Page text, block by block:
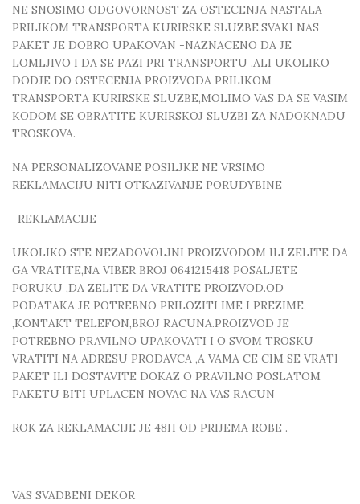
NE SNOSIMO ODGOVORNOST ZA OSTECENJA NASTALA
PRILIKOM TRANSPORTA KURIRSKE SLUZBE.SVAKI NAS
PAKET JE DOBRO UPAKOVAN -NAZNACENO DA JE
LOMLJIVO I DA SE PAZI PRI TRANSPORTU .ALI UKOLIKO
DODJE DO OSTECENJA PROIZVODA PRILIKOM
TRANSPORTA KURIRSKE SLUZBE,MOLIMO VAS DA SE VASIM
KODOM SE OBRATITE KURIRSKOJ SLUZBI ZA NADOKNADU
TROSKOVA.
NA PERSONALIZOVANE POSILJKE NE VRSIMO
REKLAMACIJU NITI OTKAZIVANJE PORUDYBINE
-REKLAMACIJE-
UKOLIKO STE NEZADOVOLJNI PROIZVODOM ILI ZELITE DA
GA VRATITE,NA VIBER BROJ 0641215418 POSALJETE
PORUKU ,DA ZELITE DA VRATITE PROIZVOD.OD
PODATAKA JE POTREBNO PRILOZITI IME I PREZIME,
,KONTAKT TELEFON,BROJ RACUNA.PROIZVOD JE
POTREBNO PRAVILNO UPAKOVATI I O SVOM TROSKU
VRATITI NA ADRESU PRODAVCA ,A VAMA CE CIM SE VRATI
PAKET ILI DOSTAVITE DOKAZ O PRAVILNO POSLATOM
PAKETU BITI UPLACEN NOVAC NA VAS RACUN
ROK ZA REKLAMACIJE JE 48H OD PRIJEMA ROBE .
VAS SVADBENI DEKOR